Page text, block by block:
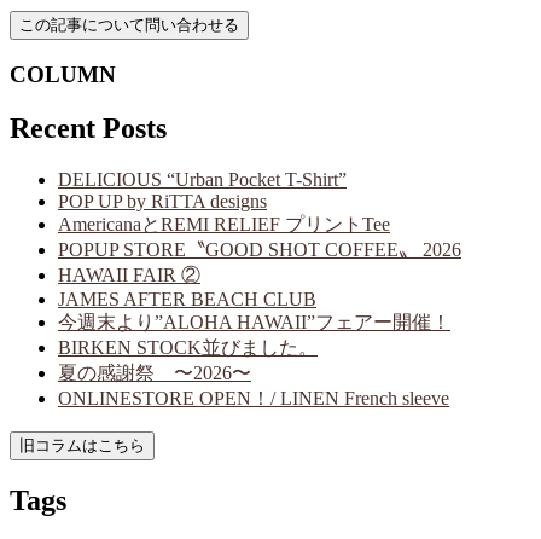
COLUMN
Recent Posts
DELICIOUS “Urban Pocket T-Shirt”
POP UP by RiTTA designs
AmericanaとREMI RELIEF プリントTee
POPUP STORE〝GOOD SHOT COFFEE〟 2026
HAWAII FAIR ②
JAMES AFTER BEACH CLUB
今週末より”ALOHA HAWAII”フェアー開催！
BIRKEN STOCK並びました。
夏の感謝祭 〜2026〜
ONLINESTORE OPEN！/ LINEN French sleeve
Tags